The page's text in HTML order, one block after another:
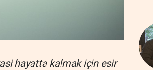
hayatta kalmak için esir